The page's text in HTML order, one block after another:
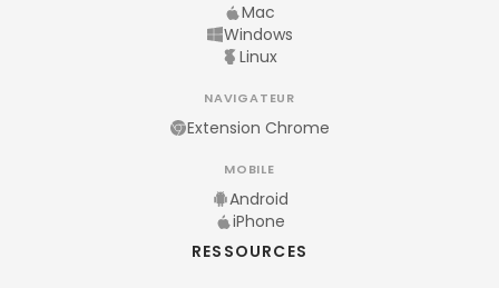
Mac
Windows
Linux
NAVIGATEUR
Extension Chrome
MOBILE
Android
iPhone
RESSOURCES